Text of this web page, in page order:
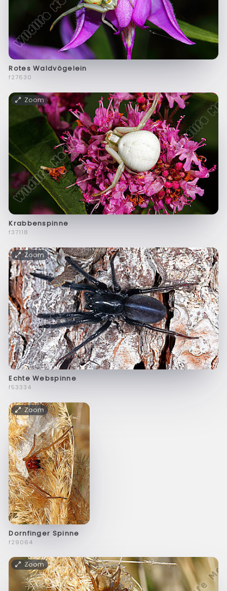
Rotes Waldvögelein
f27630
Zoom
Krabbenspinne
f37118
Zoom
Echte Webspinne
f53334
Zoom
Dornfinger Spinne
f29064
Zoom